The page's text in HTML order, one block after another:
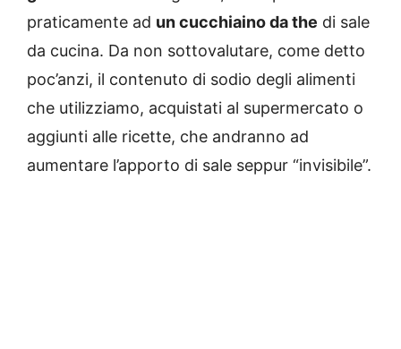
praticamente ad un cucchiaino da the di sale
da cucina. Da non sottovalutare, come detto
poc’anzi, il contenuto di sodio degli alimenti
che utilizziamo, acquistati al supermercato o
aggiunti alle ricette, che andranno ad
aumentare l’apporto di sale seppur “invisibile”.